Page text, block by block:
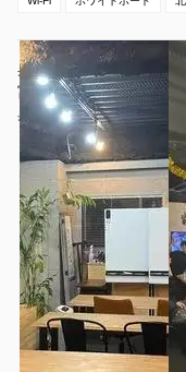
奥渋駅近で簡単な食事
富ヶ谷の撮影時早朝の
やボードゲームイベント
奥渋駅近で簡単な食事付